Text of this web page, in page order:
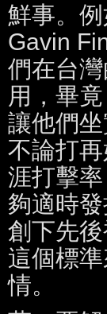
鮮事。
Gavin
們在台
用，畢
讓他們
不論打
涯打擊
夠適時
創下先
這個標
情。